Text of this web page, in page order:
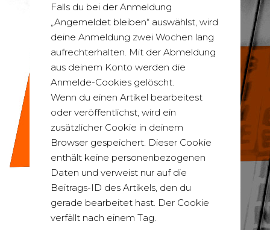
Falls du bei der Anmeldung
„Angemeldet bleiben“ auswählst, wird
deine Anmeldung zwei Wochen lang
aufrechterhalten. Mit der Abmeldung
aus deinem Konto werden die
Anmelde-Cookies gelöscht.
Wenn du einen Artikel bearbeitest
oder veröffentlichst, wird ein
zusätzlicher Cookie in deinem
Browser gespeichert. Dieser Cookie
enthält keine personenbezogenen
Daten und verweist nur auf die
Beitrags-ID des Artikels, den du
gerade bearbeitet hast. Der Cookie
verfällt nach einem Tag.